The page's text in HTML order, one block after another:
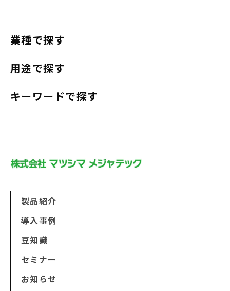
業種で探す
用途で探す
キーワードで探す
製品紹介
導入事例
豆知識
セミナー
お知らせ